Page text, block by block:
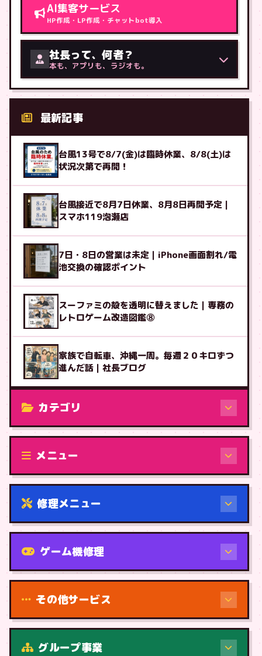
AI集客サービス
HP作成・LP作成・チャットbot導入
社長って、何者？
本も、アプリも、ラジオも。
最新記事
台風13号で8/7(金)は臨時休業、8/8(土)は
状況次第で再開！
台風接近で8月7日休業、8月8日再開予定｜
スマホ119泡瀬店
7日・8日の営業は未定｜iPhone画面割れ/電
池交換の確認ポイント
スーファミの殻を透明に替えました｜専務の
レトロゲーム改造図鑑⑧
家族で自転車、沖縄一周。毎週２０キロずつ
進んだ話｜社長ブログ
カテゴリ
修理（機種から）
メニュー
修理メニュー
機種から
ゲーム機修理
その他サービス
グループ事業